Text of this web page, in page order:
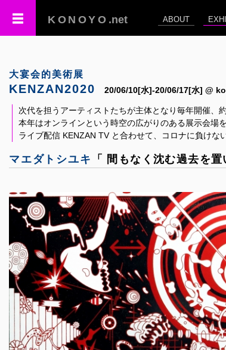
KONOYO .net ABOUT
大宴会的美術展
KENZAN2020 20/06/10[水]-20/06/17[水] @
次代を担うアーティストたちが主体となり毎年開催、
本年はオンラインという時空の広がりのある展示会場
ライブ配信 KENZAN TV と合わせて、コロナに負けな
マエダトシユキ 「 間もなく沈む過去を置